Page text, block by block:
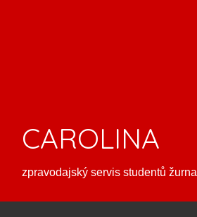
CAROLINA
zpravodajský servis studentů